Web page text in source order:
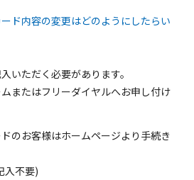
ド内容の変更はどのようにしたらい
いただく必要があります。
またはフリーダイヤルへお申し付け
のお客様はホームページより手続き
入不要)